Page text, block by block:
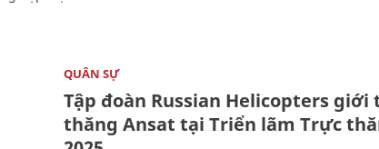
QUÂN SỰ
Tập đoàn Russian Helicopters
thăng Ansat tại Triển lãm Trực